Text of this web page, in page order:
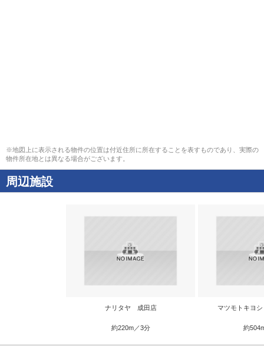
※地図上に表示される物件の位置は付近住所に所在することを表すものであり、実際の
物件所在地とは異なる場合がございます。
周辺施設
ナリタヤ 成田店
約220m／3分
マツモトキヨ
約